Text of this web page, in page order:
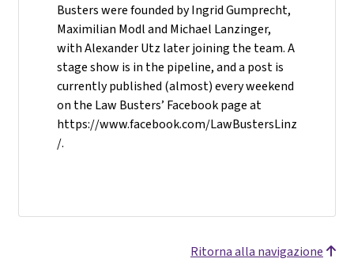
Busters were founded by Ingrid Gumprecht,
Maximilian Modl and Michael Lanzinger,
with Alexander Utz later joining the team. A
stage show is in the pipeline, and a post is
currently published (almost) every weekend
on the Law Busters’ Facebook page at
https://www.facebook.com/LawBustersLinz
/.
Ritorna alla navigazione